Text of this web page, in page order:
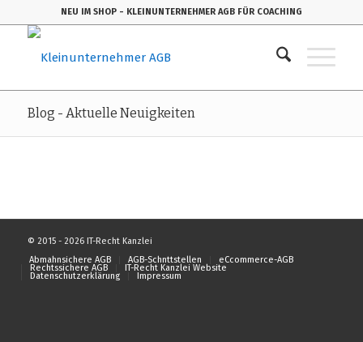
NEU IM SHOP - KLEINUNTERNEHMER AGB FÜR COACHING
Blog - Aktuelle Neuigkeiten
© 2015 - 2026 IT-Recht Kanzlei
Abmahnsichere AGB
AGB-Schnttstellen eCcommerce-AGB
Rechtssichere AGB IT-Recht Kanzlei Website
Datenschutzerklärung Impressum